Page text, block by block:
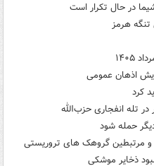
در حال تکرار است
هرمز
کرد
حمله شود
ذخایر موشکی